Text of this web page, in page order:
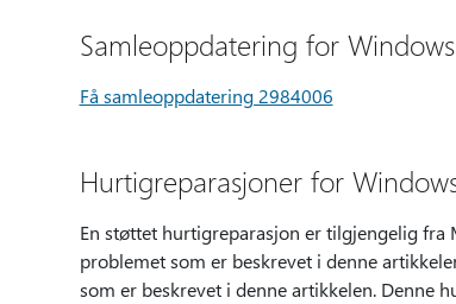
Samleoppdatering for Windows
Få samleoppdatering 2984006
Hurtigreparasjoner for
En støttet hurtigreparasjon er tilgjengelig
problemet som er beskrevet i denne
som er beskrevet i denne artikkelen. Denne